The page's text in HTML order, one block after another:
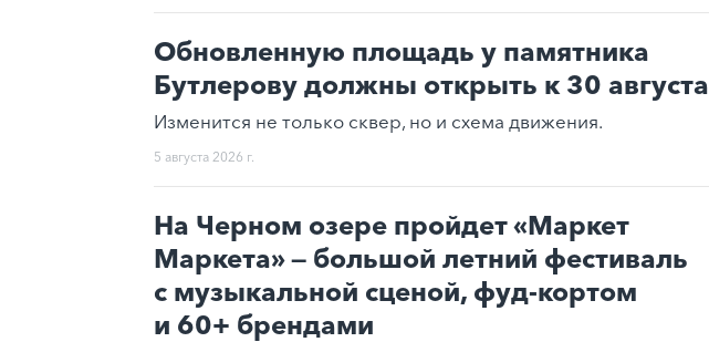
Обновленную площадь у памятника
Бутлерову должны открыть к 30 августа
Изменится не только сквер, но и схема движения.
5 августа 2026 г.
На Черном озере пройдет «Маркет
Маркета» — большой летний фестиваль
с музыкальной сценой, фуд-кортом
и 60+ брендами